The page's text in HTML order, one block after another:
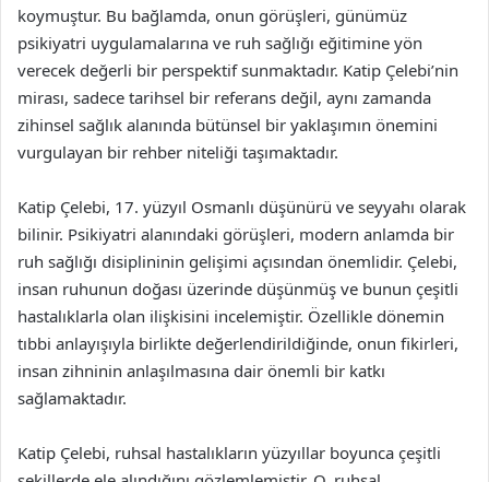
koymuştur. Bu bağlamda, onun görüşleri, günümüz
psikiyatri uygulamalarına ve ruh sağlığı eğitimine yön
verecek değerli bir perspektif sunmaktadır. Katip Çelebi’nin
mirası, sadece tarihsel bir referans değil, aynı zamanda
zihinsel sağlık alanında bütünsel bir yaklaşımın önemini
vurgulayan bir rehber niteliği taşımaktadır.
Katip Çelebi, 17. yüzyıl Osmanlı düşünürü ve seyyahı olarak
bilinir. Psikiyatri alanındaki görüşleri, modern anlamda bir
ruh sağlığı disiplininin gelişimi açısından önemlidir. Çelebi,
insan ruhunun doğası üzerinde düşünmüş ve bunun çeşitli
hastalıklarla olan ilişkisini incelemiştir. Özellikle dönemin
tıbbi anlayışıyla birlikte değerlendirildiğinde, onun fikirleri,
insan zihninin anlaşılmasına dair önemli bir katkı
sağlamaktadır.
Katip Çelebi, ruhsal hastalıkların yüzyıllar boyunca çeşitli